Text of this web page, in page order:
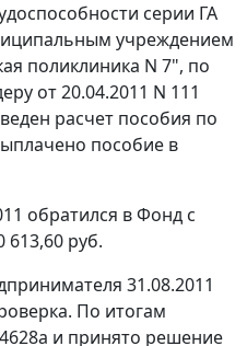
серии ГА
учреждением
поликлиника N 7", по
от 20.04.2011 N 111
расчет пособия по
пособие в
обратился в Фонд с
613,60 руб.
31.08.2011
По итогам
и принято решение